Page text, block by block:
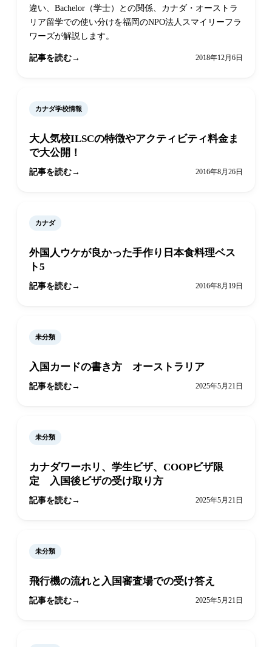
違い、Bachelor（学士）との関係、カナダ・オーストラ
リア留学での使い分けを福岡のNPO法人スマイリーフラ
ワーズが解説します。
記事を読む 2018年12月6日
カナダ学校情報
大人気校ILSCの特徴やアクティビティ料金ま
で大公開！
記事を読む 2016年8月26日
カナダ
外国人ウケが良かった手作り日本食料理ベス
ト5
記事を読む 2016年8月19日
未分類
入国カードの書き方 オーストラリア
記事を読む 2025年5月21日
未分類
カナダワーホリ、学生ビザ、COOPビザ限
定 入国後ビザの受け取り方
記事を読む 2025年5月21日
未分類
飛行機の流れと入国審査場での受け答え
記事を読む 2025年5月21日